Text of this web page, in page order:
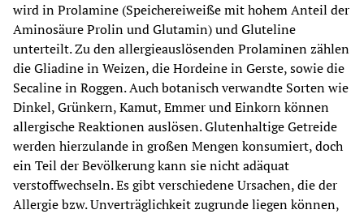
wird in Prolamine (Speichereiweiße mit hohem Anteil der
Aminosäure Prolin und Glutamin) und Gluteline
unterteilt. Zu den allergieauslösenden Prolaminen zählen
die Gliadine in Weizen, die Hordeine in Gerste, sowie die
Secaline in Roggen. Auch botanisch verwandte Sorten wie
Dinkel, Grünkern, Kamut, Emmer und Einkorn können
allergische Reaktionen auslösen. Glutenhaltige Getreide
werden hierzulande in großen Mengen konsumiert, doch
ein Teil der Bevölkerung kann sie nicht adäquat
verstoffwechseln. Es gibt verschiedene Ursachen, die der
Allergie bzw. Unverträglichkeit zugrunde liegen können,